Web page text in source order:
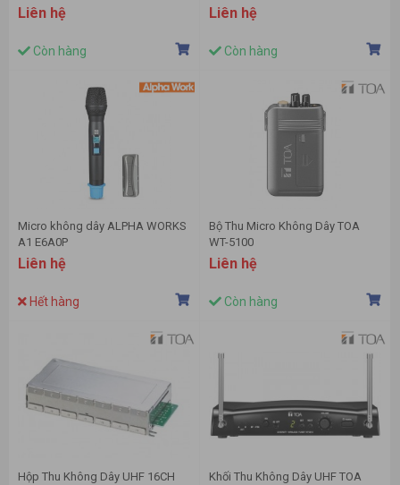
MICRO B5 PLUS)
Liên hệ
Còn hàng
Liên hệ
Còn hàng
Micro không dây ALPHA WORKS
A1 E6A0P
Liên hệ
Hết hàng
Bộ Thu Micro Không Dây TOA
WT-5100
Liên hệ
Còn hàng
Hộp Thu Không Dây UHF 16CH
Khối Thu Không Dây UHF TOA